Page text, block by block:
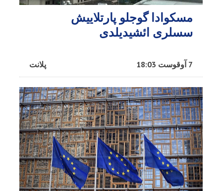
مسکوادا گوجلو پارتلاییش
سسلری ائشیدیلدی
پلانت 7 آوقوست 18:03